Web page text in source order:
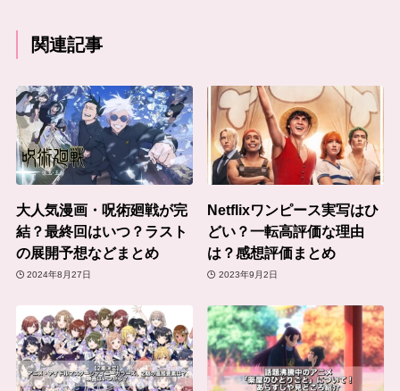
関連記事
大人気漫画・呪術廻戦が完
結？最終回はいつ？ラスト
の展開予想などまとめ
2024年8月27日
Netflixワンピース実写はひ
どい？一転高評価な理由
は？感想評価まとめ
2023年9月2日